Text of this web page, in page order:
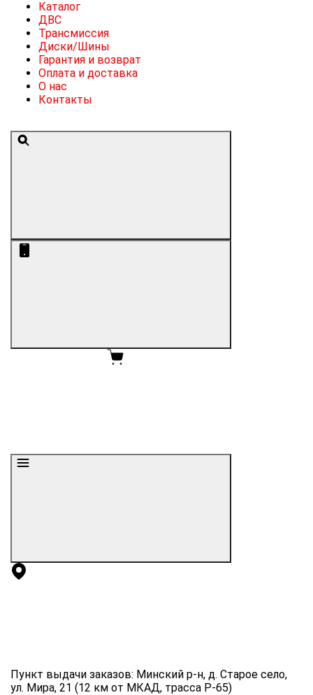
Каталог
ДВС
Трансмиссия
Диски/Шины
Гарантия и возврат
Оплата и доставка
О нас
Контакты
Пункт выдачи заказов: Минский р-н, д. Старое село,
ул. Мира, 21 (12 км от МКАД, трасса P-65)